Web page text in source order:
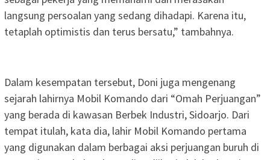
langsung persoalan yang sedang dihadapi. Karena itu,
tetaplah optimistis dan terus bersatu,” tambahnya.
Dalam kesempatan tersebut, Doni juga mengenang
sejarah lahirnya Mobil Komando dari “Omah Perjuangan”
yang berada di kawasan Berbek Industri, Sidoarjo. Dari
tempat itulah, kata dia, lahir Mobil Komando pertama
yang digunakan dalam berbagai aksi perjuangan buruh di